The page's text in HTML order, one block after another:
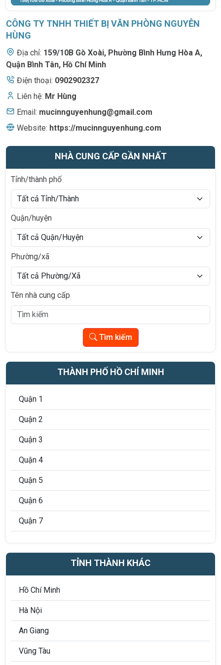
CÔNG TY TNHH THIẾT BỊ VĂN PHÒNG NGUYỄN
HÙNG
Địa chỉ: 159/10B Gò Xoài, Phường Bình Hưng Hòa A,
Quận Bình Tân, Hồ Chí Minh
Điện thoại: 0902902327
Liên hệ: Mr Hùng
Email: mucinnguyenhung@gmail.com
Website: https://mucinnguyenhung.com
NHÀ CUNG CẤP GẦN NHẤT
Tỉnh/thành phố
Quận/huyện
Phường/xã
Tên nhà cung cấp
Tìm kiếm
THÀNH PHỐ HỒ CHÍ MINH
Quận 1
Quận 2
Quận 3
Quận 4
Quận 5
Quận 6
Quận 7
Quận 11
Quận 12
Quận Phú Nhuận
Quận Bình Thạnh
TỈNH THÀNH KHÁC
Hồ Chí Minh
Hà Nội
An Giang
Vũng Tàu